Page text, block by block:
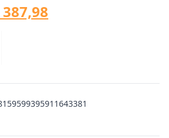
387,98
kr. 387,98.